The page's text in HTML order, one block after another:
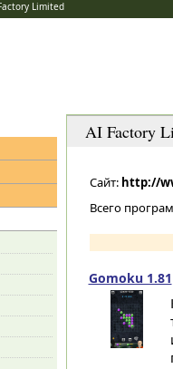
Limited
AI Factory
Сайт: http://
Всего
Gomoku 1.81